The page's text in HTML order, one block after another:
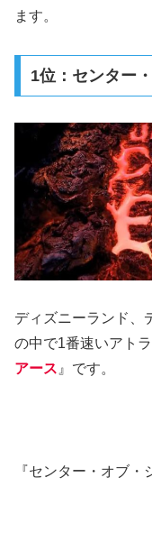
ます。
1位：センター
ディズニーランド、
の中で1番速いアト
アース』です。
『センター・オブ・